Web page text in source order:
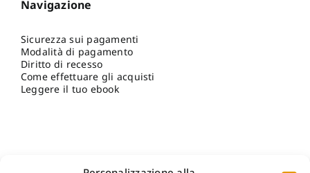
Navigazione
Sicurezza sui pagamenti
Modalità di pagamento
Diritto di recesso
Come effettuare gli acquisti
Leggere il tuo ebook